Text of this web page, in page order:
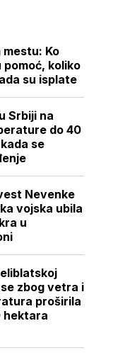
mestu: Ko
koliko
su isplate
Srbiji na
do 40
se
Nevenke
vojska ubila
u
zbog vetra i
proširila
hektara